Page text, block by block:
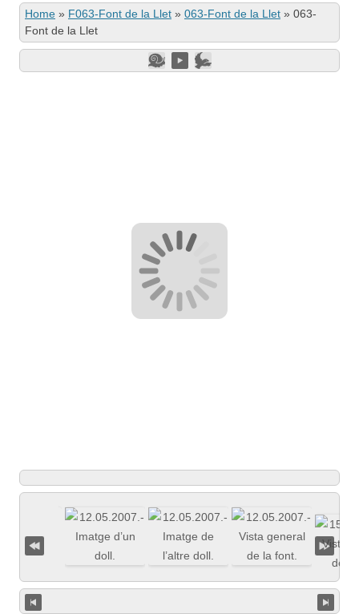
Home » F063-Font de la Llet » 063-Font de la Llet » 063-
Font de la Llet